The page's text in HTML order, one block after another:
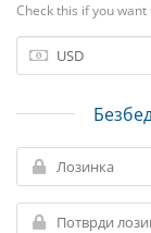
Check this if you